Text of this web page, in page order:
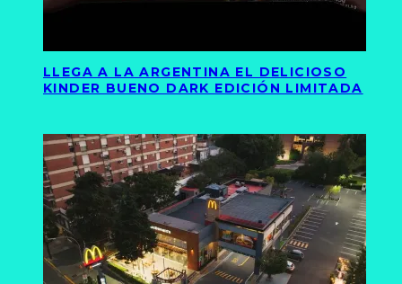
LLEGA A LA ARGENTINA EL DELICIOSO
KINDER BUENO DARK EDICIÓN LIMITADA